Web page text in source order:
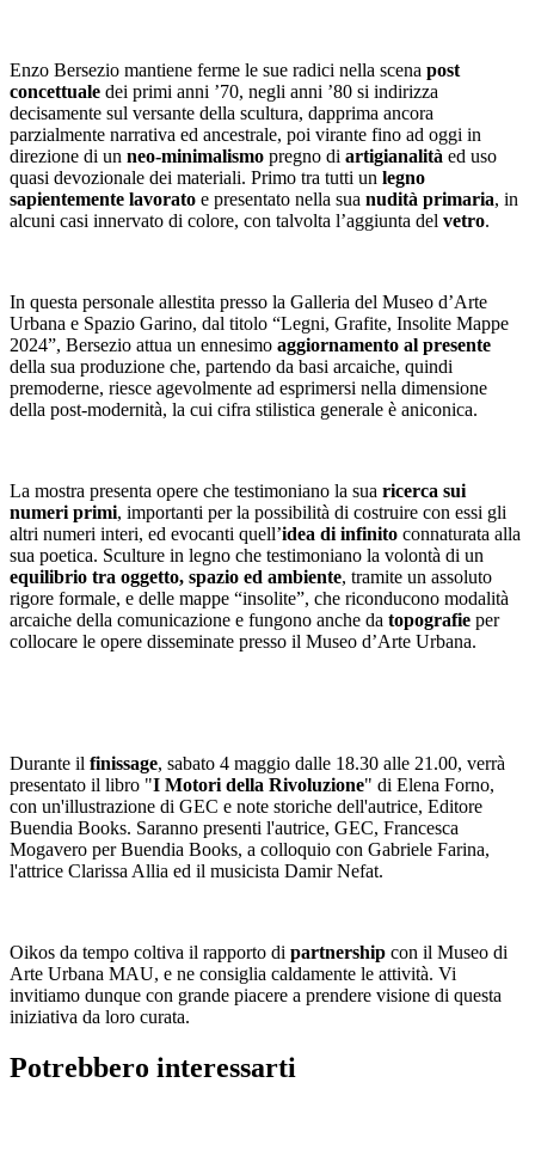
Enzo Bersezio mantiene ferme le sue radici nella scena post
concettuale dei primi anni ’70, negli anni ’80 si indirizza
decisamente sul versante della scultura, dapprima ancora
parzialmente narrativa ed ancestrale, poi virante fino ad oggi in
direzione di un neo-minimalismo pregno di artigianalità ed uso
quasi devozionale dei materiali. Primo tra tutti un legno
sapientemente lavorato e presentato nella sua nudità primaria, in
alcuni casi innervato di colore, con talvolta l’aggiunta del vetro.
In questa personale allestita presso la Galleria del Museo d’Arte
Urbana e Spazio Garino, dal titolo “Legni, Grafite, Insolite Mappe
2024”, Bersezio attua un ennesimo aggiornamento al presente
della sua produzione che, partendo da basi arcaiche, quindi
premoderne, riesce agevolmente ad esprimersi nella dimensione
della post-modernità, la cui cifra stilistica generale è aniconica.
La mostra presenta opere che testimoniano la sua ricerca sui
numeri primi, importanti per la possibilità di costruire con essi gli
altri numeri interi, ed evocanti quell’idea di infinito connaturata alla
sua poetica. Sculture in legno che testimoniano la volontà di un
equilibrio tra oggetto, spazio ed ambiente, tramite un assoluto
rigore formale, e delle mappe “insolite”, che riconducono modalità
arcaiche della comunicazione e fungono anche da topografie per
collocare le opere disseminate presso il Museo d’Arte Urbana.
Durante il finissage, sabato 4 maggio dalle 18.30 alle 21.00, verrà
presentato il libro "I Motori della Rivoluzione" di Elena Forno,
con un'illustrazione di GEC e note storiche dell'autrice, Editore
Buendia Books. Saranno presenti l'autrice, GEC, Francesca
Mogavero per Buendia Books, a colloquio con Gabriele Farina,
l'attrice Clarissa Allia ed il musicista Damir Nefat.
Oikos da tempo coltiva il rapporto di partnership con il Museo di
Arte Urbana MAU, e ne consiglia caldamente le attività. Vi
invitiamo dunque con grande piacere a prendere visione di questa
iniziativa da loro curata.
Potrebbero interessarti